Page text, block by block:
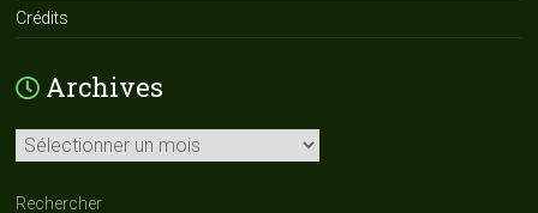
Crédits
Archives
Archives
Rechercher